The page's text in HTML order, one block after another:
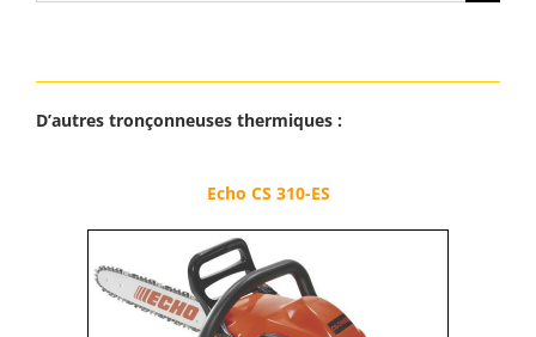
D’autres tronçonneuses thermiques :
Echo CS 310-ES